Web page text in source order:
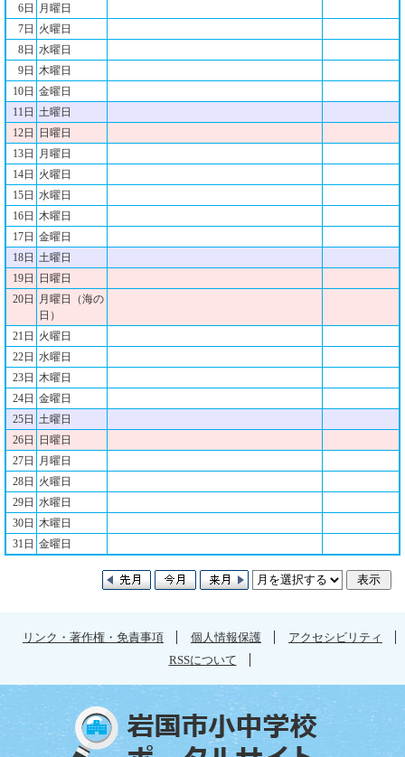
6日
月曜日
7日 火曜日
8日 水曜日
9日 木曜日
10日 金曜日
11日 土曜日
12日
日曜日
13日
月曜日
14日 火曜日
15日 水曜日
16日 木曜日
17日 金曜日
18日 土曜日
19日
日曜日
20日
月曜日（海の
日）
21日 火曜日
22日 水曜日
23日 木曜日
24日 金曜日
25日 土曜日
26日
日曜日
27日
月曜日
28日 火曜日
29日 水曜日
30日 木曜日
31日 金曜日
リンク・著作権・免責事項 個人情報保護
アクセシビリティ
RSSについて